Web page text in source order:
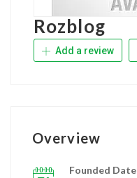
Rozblog
Add a review
Overview
Founded Date